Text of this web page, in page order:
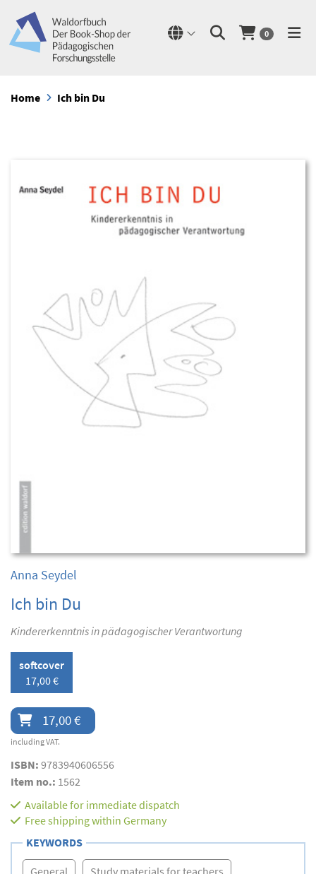
0
Home Ich bin Du
Anna Seydel
Ich bin Du
Kindererkenntnis in pädagogischer Verantwortung
softcover
17,00 €
17,00 €
including VAT.
ISBN: 9783940606556
Item no.: 1562
Available for immediate dispatch
Free shipping within Germany
KEYWORDS